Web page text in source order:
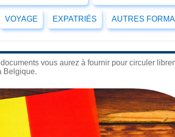
VOYAGE EXPATRIÉS AUTRES
vous aurez à fournir pour circuler
Belgique.